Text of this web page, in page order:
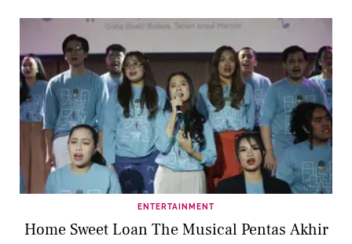
ENTERTAINMENT
Home Sweet Loan The Musical Pentas Akhir